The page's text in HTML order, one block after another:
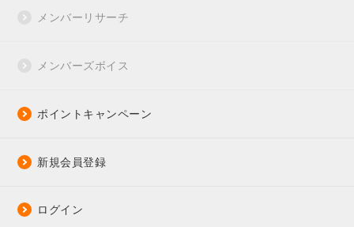
メンバーリサーチ
メンバーズボイス
ポイントキャンペーン
新規会員登録
ログイン